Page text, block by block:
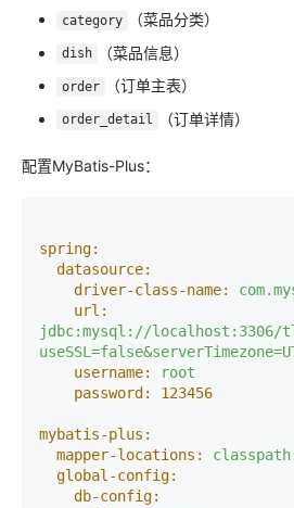
category （菜品分类）
dish （菜品信息）
order （订单主表）
order_detail （订单详情）
配置MyBatis-Plus：
spring:
datasource:
driver-class-name:
url:
jdbc:mysql://localhost:3306/
username:
root
password:
123456
mybatis-plus:
mapper-locations:
global-config:
db-config: